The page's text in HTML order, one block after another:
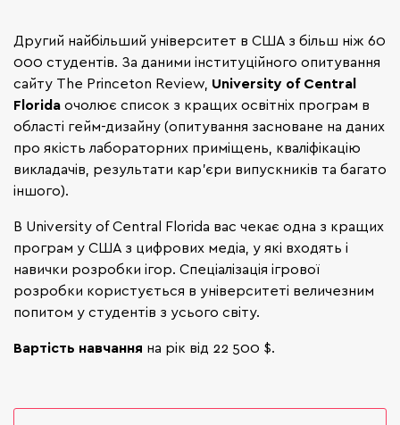
Другий найбільший університет в США з більш ніж 60
000 студентів. За даними інституційного опитування
сайту The Princeton Review, University of Central
Florida очолює список з кращих освітніх програм в
області гейм-дизайну (опитування засноване на даних
про якість лабораторних приміщень, кваліфікацію
викладачів, результати кар'єри випускників та багато
іншого).
В University of Central Florida вас чекає одна з кращих
програм у США з цифрових медіа, у які входять і
навички розробки ігор. Спеціалізація ігрової
розробки користується в університеті величезним
попитом у студентів з усього світу.
Вартість навчання на рік від 22 500 $.